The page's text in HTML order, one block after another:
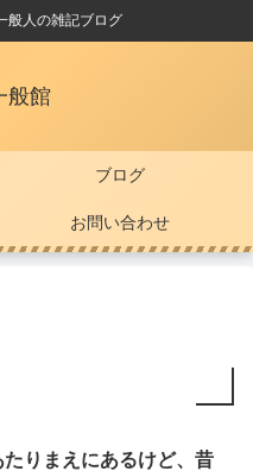
般人の雑記ブログ
般館
ブログ
お問い合わせ
たりまえにあるけど、昔